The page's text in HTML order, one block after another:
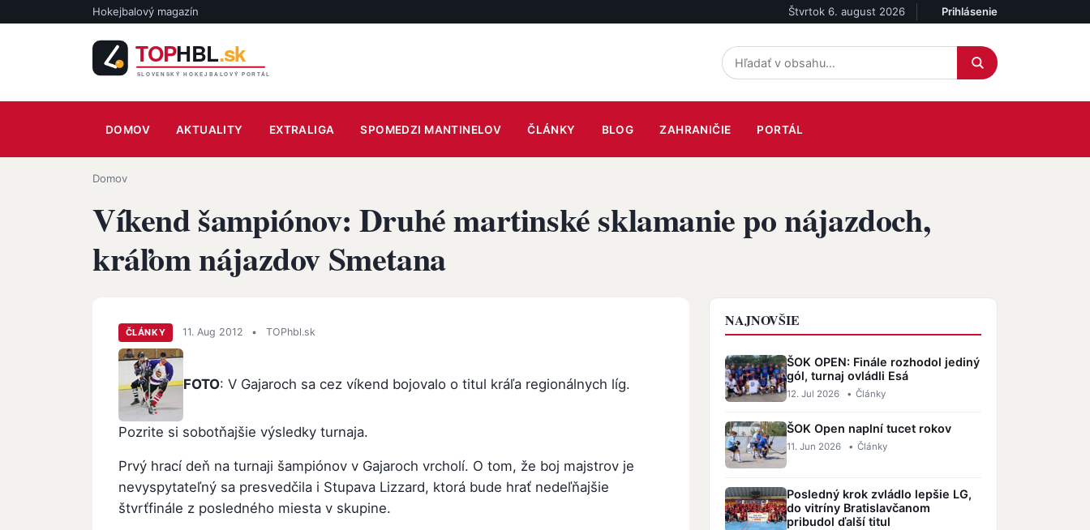
Skočiť na hlavný obsahHokejbalový magazín Štvrtok 6. august 2026 Účet
Prihlásenie
Main navigation
DOMOV AKTUALITY EXTRALIGA SPOMEDZI MANTINELOV ČLÁNKY BLOG ZAHRANIČIE PORTÁL
Omrvinka
Domov
Víkend šampiónov: Druhé martinské sklamanie po nájazdoch,
kráľom nájazdov Smetana
ČLÁNKY 11. Aug 2012 • TOPhbl.sk
FOTO: V Gajaroch sa cez víkend bojovalo o titul kráľa regionálnych líg.
Pozrite si sobotňajšie výsledky turnaja.
Prvý hrací deň na turnaji šampiónov v Gajaroch vrcholí. O tom, že boj majstrov je
nevyspytateľný sa presvedčila i Stupava Lizzard, ktorá bude hrať nedeľňajšie
štvrťfinále z posledného miesta v skupine.
NAJNOVŠIE
ŠOK OPEN: Finále rozhodol jediný
gól, turnaj ovládli Esá
12. Jul 2026 • Články
ŠOK Open naplní tucet rokov
11. Jun 2026 • Články
Posledný krok zvládlo lepšie LG,
do vitríny Bratislavčanom
pribudol ďalší titul